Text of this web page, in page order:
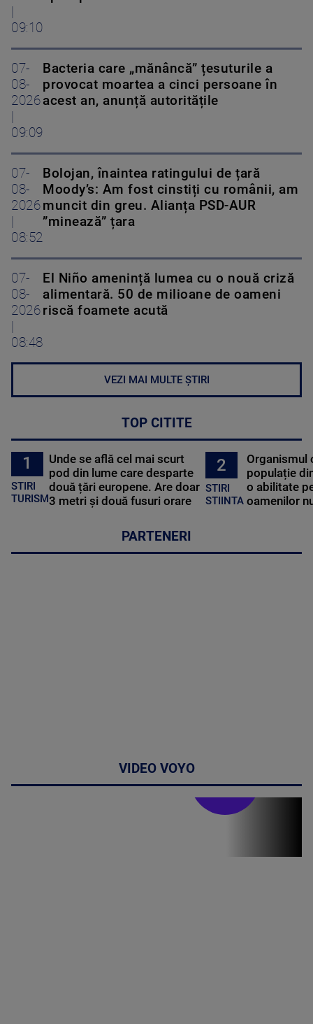
09:10
07-
08-
2026
09:09
Bacteria care „mănâncă” țesuturile a
provocat moartea a cinci persoane în
acest an, anunță autoritățile
07-
08-
2026
08:52
Bolojan, înaintea ratingului de țară
Moody’s: Am fost cinstiți cu românii, am
muncit din greu. Alianța PSD-AUR
”minează” țara
07-
08-
2026
08:48
El Niño amenință lumea cu o nouă criză
alimentară. 50 de milioane de oameni
riscă foamete acută
VEZI MAI MULTE ȘTIRI
TOP CITITE
1
STIRI
TURISM
Unde se află cel mai scurt
pod din lume care desparte
două țări europene. Are doar
3 metri și două fusuri orare
2
STIRI
STIINTA
Organismul
populație
o abilitate
oamenilor
PARTENERI
VIDEO VOYO